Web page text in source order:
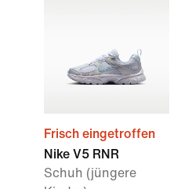
Frisch eingetroffen
Nike V5 RNR
Schuh (jüngere